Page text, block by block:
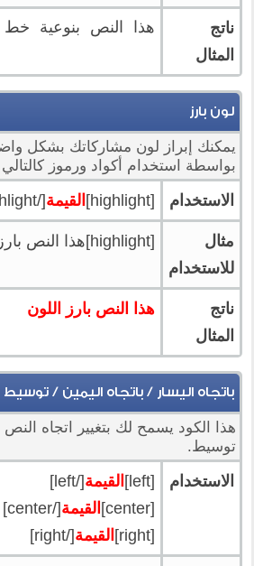
ناتج
المثال
هذا النص بنوعية خط courier
لون بارز
يمكنك إبراز لون مشاركاتك بشكل
بواسطة استخدام أكواد ورموز
الاستخدام [highlight] القيمة[/highlight]
مثال
للاستخدام
[highlight]هذا النص بارز اللون[/highlight]
ناتج
المثال
هذا النص بارز اللون
باتجاه اليسار / باتجاه اليمين / توسيط
هذا الكود يسمح لك بتغيير اتجاه النص
توسيط.
الاستخدام [left] القيمة[/left]
[center]
القيمة[/center]
[right]
القيمة[/right]